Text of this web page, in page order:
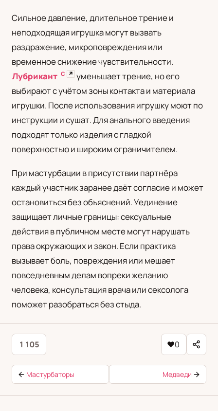
Сильное давление, длительное трение и
неподходящая игрушка могут вызвать
раздражение, микроповреждения или
временное снижение чувствительности.
Лубрикант С ↗ уменьшает трение, но его
выбирают с учётом зоны контакта и материала
игрушки. После использования игрушку моют по
инструкции и сушат. Для анального введения
подходят только изделия с гладкой
поверхностью и широким ограничителем.
При мастурбации в присутствии партнёра
каждый участник заранее даёт согласие и может
остановиться без объяснений. Уединение
защищает личные границы: сексуальные
действия в публичном месте могут нарушать
права окружающих и закон. Если практика
вызывает боль, повреждения или мешает
повседневным делам вопреки желанию
человека, консультация врача или сексолога
поможет разобраться без стыда.
1 105 ♥0
Мастурбаторы Медведи